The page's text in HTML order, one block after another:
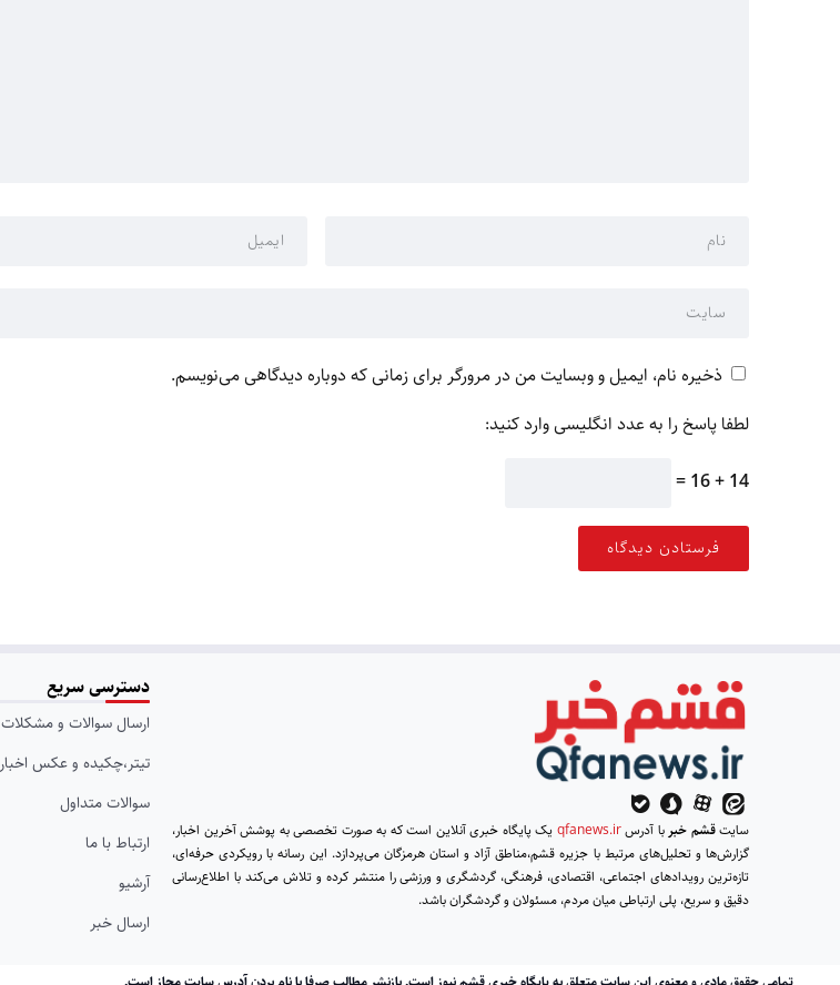
ذخیره نام، ایمیل و وبسایت من در مرورگر برای زمانی که دوباره دیدگاهی می‌نویسم.
لطفا پاسخ را به عدد انگلیسی وارد کنید:
14 + 16 =
سایتقشم خبر با آدرسqfanews.ir یک پایگاه خبری آنلاین است که به صورت تخصصی به پوشش آخرین اخبار،
گزارش‌ها و تحلیل‌های مرتبط با جزیره قشم،مناطق آزاد و استان هرمزگان می‌پردازد. این رسانه با رویکردی حرفه‌ای،
تازه‌ترین رویدادهای اجتماعی، اقتصادی، فرهنگی، گردشگری و ورزشی را منتشر کرده و تلاش می‌کند با اطلاع‌رسانی
دقیق و سریع، پلی ارتباطی میان مردم، مسئولان و گردشگران باشد.
دسترسی سریع
ارسال سوالات و مشکلات
تیتر،چکیده و عکس اخبار
سوالات متداول
ارتباط با ما
آرشیو
ارسال خبر